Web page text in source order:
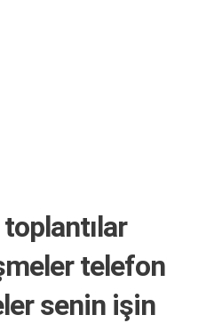
toplantılar
telefon
senin işin